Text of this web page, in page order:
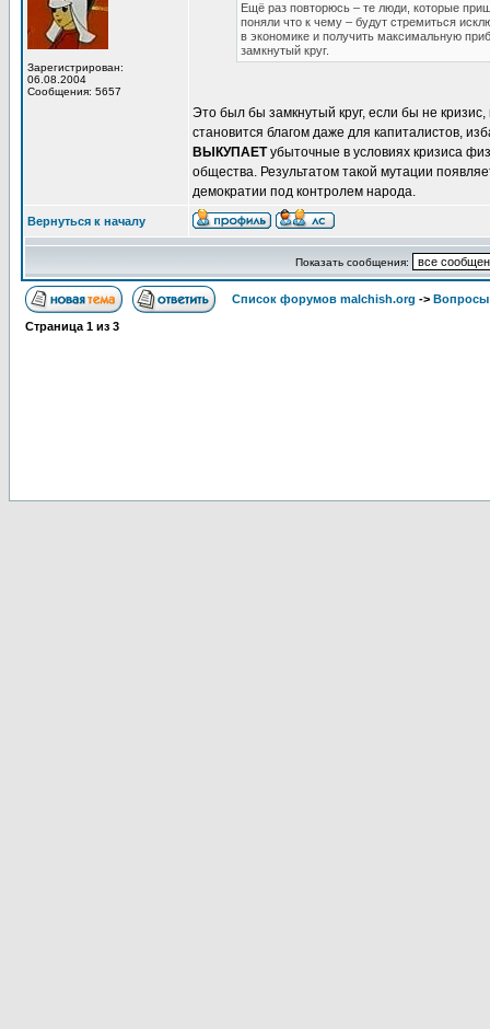
Зарегистрирован:
06.08.2004
Сообщения: 5657
Ещё раз повторюсь – те люди, которые
поняли что к чему – будут стремиться
в экономике и получить максимальную
замкнутый круг.
Это был бы замкнутый круг, если бы не
становится благом даже для капиталистов,
ВЫКУПАЕТубыточные в условиях кризиса
общества. Результатом такой мутации
демократии под контролем народа.
Вернуться к началу
Показать сообщения:
Список форумов malchish.org -> Вопросы
Страница 1 из 3